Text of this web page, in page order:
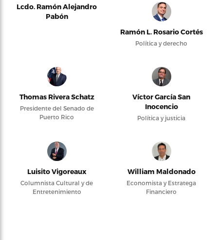
Lcdo. Ramón Alejandro
Pabón
Ramón L. Rosario Cortés
Política y derecho
Thomas Rivera Schatz
Presidente del Senado de
Puerto Rico
Víctor García San
Inocencio
Política y justicia
Luisito Vigoreaux
Columnista Cultural y de
Entretenimiento
William Maldonado
Economista y Estratega
Financiero